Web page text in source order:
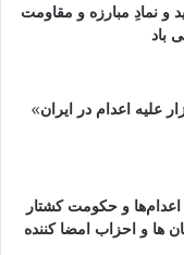
و نمادِ مبارزه و مقاومت
باد
علیه اعدام در ایران»
و حکومت کشتار
ها و احزاب امضا کننده